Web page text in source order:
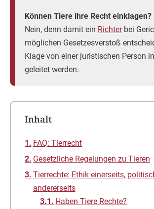
Können Tiere ihre Recht einklagen?
Nein, denn damit ein Richterbei
möglichen Gesetzesverstoß
Klage von einer juristischen Person
geleitet werden.
Inhalt
FAQ: Tierrecht
Gesetzliche Regelungen zu Tieren
Tierrechte: Ethik einerseits,
andererseits
Haben Tiere Rechte?